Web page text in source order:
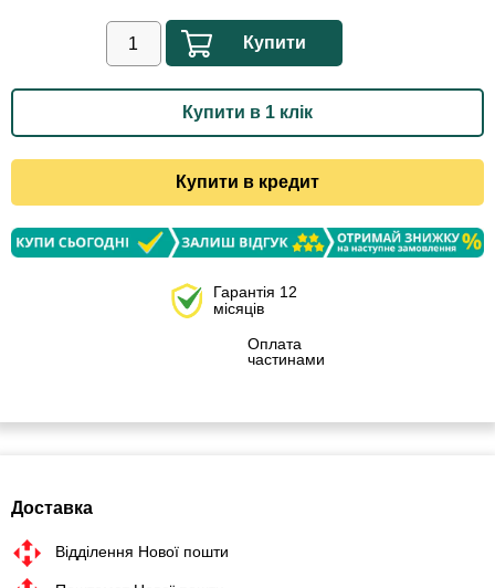
Купити
Купити в 1 клік
Купити в кредит
Гарантія 12
місяців
Оплата
частинами
Доставка
Відділення Нової пошти